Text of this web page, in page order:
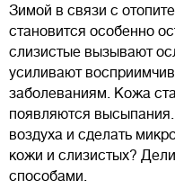
Зимой в связи с
становится особенно
слизистые вызывают
усиливают
заболеваниям. Кожа
появляются
воздуха и сделать
кожи и слизистых?
способами.